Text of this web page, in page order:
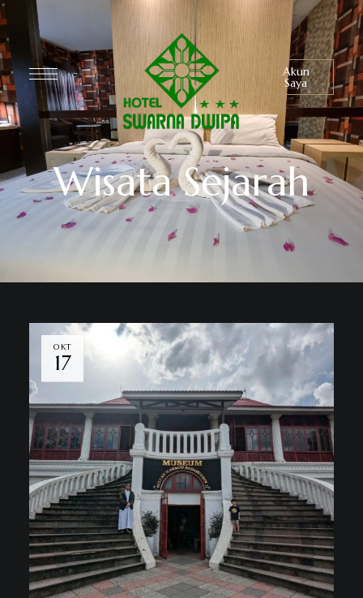
Akun
Saya
Wisata Sejarah
OKT
17